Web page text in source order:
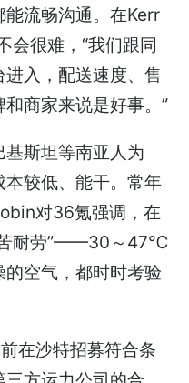
流畅沟通。在Kerr
会很难，“我们跟同
入，配送速度、售
商家来说是好事。”
斯坦等南亚人为
较低、能干。常年
对36氪强调，在
苦耐劳”——30～47℃
空气，都时时考验
在沙特招募符合条